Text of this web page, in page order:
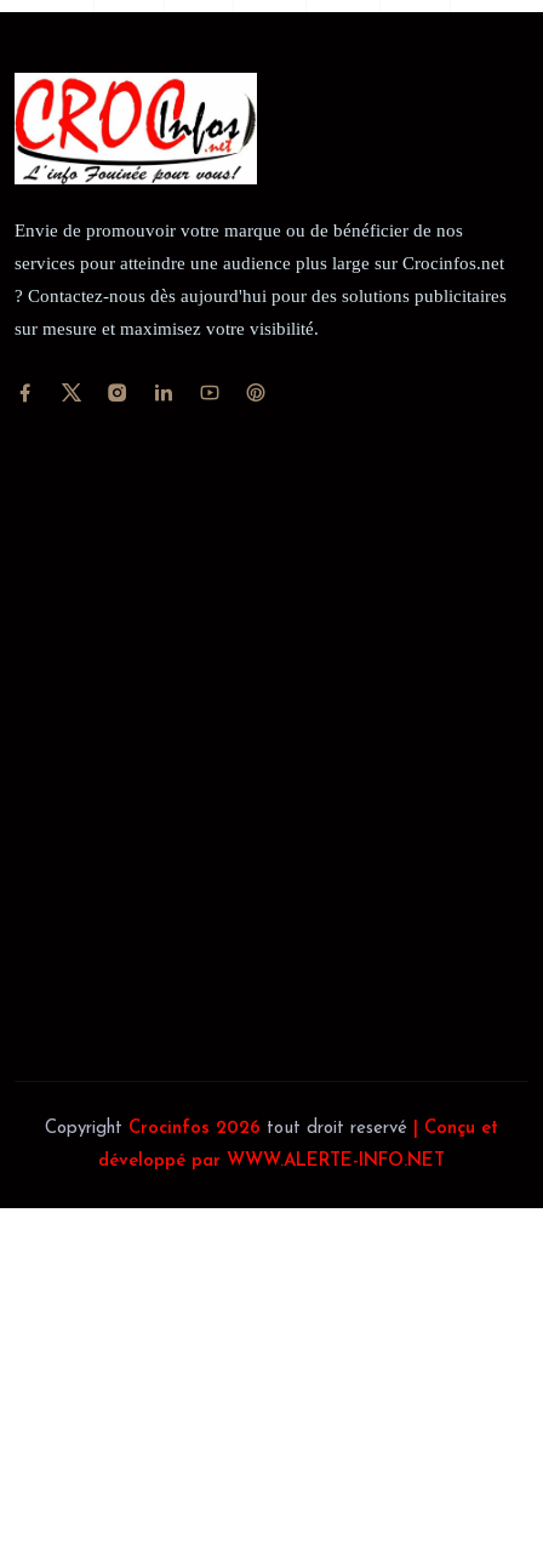
Envie de promouvoir votre marque ou de bénéficier de nos
services pour atteindre une audience plus large sur Crocinfos.net
? Contactez-nous dès aujourd'hui pour des solutions publicitaires
sur mesure et maximisez votre visibilité.
Copyright Crocinfos 2026 tout droit reservé
| Conçu et
développé par WWW.ALERTE-INFO.NET